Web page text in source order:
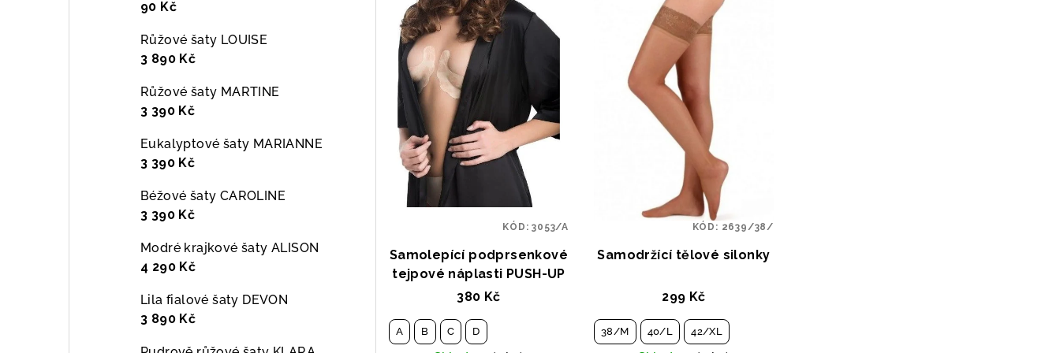
90 Kč
Růžové šaty LOUISE
3 890 Kč
Růžové šaty MARTINE
3 390 Kč
Eukalyptové šaty MARIANNE
3 390 Kč
Béžové šaty CAROLINE
3 390 Kč
Modré krajkové šaty ALISON
4 290 Kč
Lila fialové šaty DEVON
3 890 Kč
Samolepící podprsenkové
tejpové náplasti PUSH-UP
380 Kč
A B C D
KÓD:3053/A
Samodržící tělové silonky
299 Kč
38/M 40/L 42/XL
KÓD: 2639/38/